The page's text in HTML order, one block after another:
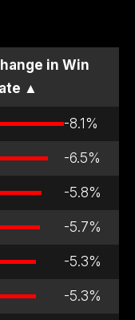
in Win
▲
-8.1%
-6.5%
-5.8%
-5.7%
-5.3%
-5.3%